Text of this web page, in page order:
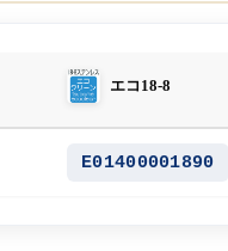
エコ18-8
E01400001890